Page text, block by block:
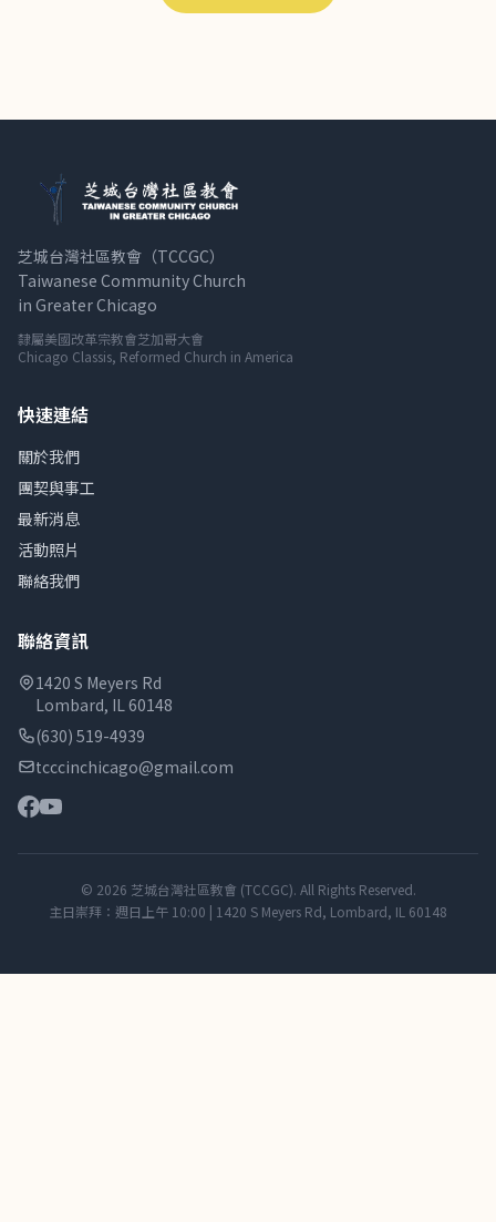
芝城台灣社區教會（TCCGC）
Taiwanese Community Church
in Greater Chicago
隸屬美國改革宗教會芝加哥大會
Chicago Classis, Reformed Church in America
快速連結
關於我們
團契與事工
最新消息
活動照片
聯絡我們
聯絡資訊
1420 S Meyers Rd
Lombard, IL 60148
(630) 519-4939
tcccinchicago@gmail.com
© 2026 芝城台灣社區教會 (TCCGC). All Rights Reserved.
主日崇拜：週日上午 10:00 | 1420 S Meyers Rd, Lombard, IL 60148